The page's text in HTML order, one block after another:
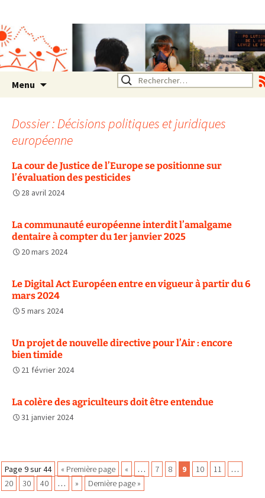
Rhône Alpes
Un environnement sain pour
la santé de tous
Menu Rechercher :
Dossier : Décisions politiques et juridiques
européenne
La cour de Justice de l’Europe se positionne sur
l’évaluation des pesticides
28 avril 2024
La communauté européenne interdit l’amalgame
dentaire à compter du 1er janvier 2025
20 mars 2024
Le Digital Act Européen entre en vigueur à partir du 6
mars 2024
5 mars 2024
Un projet de nouvelle directive pour l’Air : encore
bien timide
21 février 2024
La colère des agriculteurs doit être entendue
31 janvier 2024
Navigation
Page 9 sur 44 « Première page « … 7 8 9 10 11
…
20
30 40 … » Dernière page »